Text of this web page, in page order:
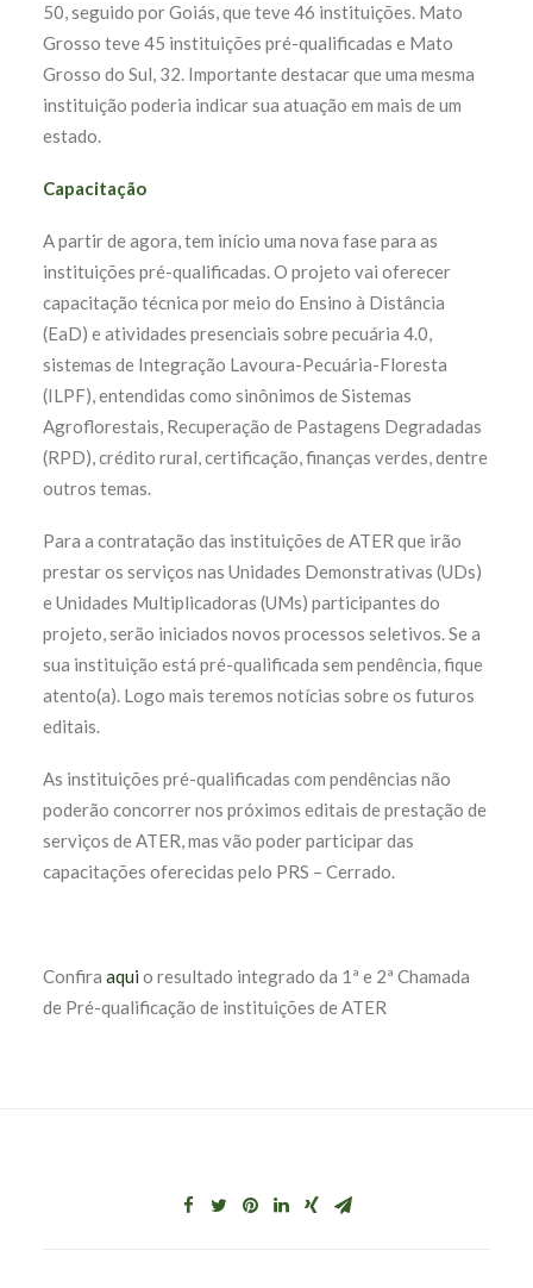
50, seguido por Goiás, que teve 46 instituições. Mato
Grosso teve 45 instituições pré-qualificadas e Mato
Grosso do Sul, 32. Importante destacar que uma mesma
instituição poderia indicar sua atuação em mais de um
estado.
Capacitação
A partir de agora, tem início uma nova fase para as
instituições pré-qualificadas. O projeto vai oferecer
capacitação técnica por meio do Ensino à Distância
(EaD) e atividades presenciais sobre pecuária 4.0,
sistemas de Integração Lavoura-Pecuária-Floresta
(ILPF), entendidas como sinônimos de Sistemas
Agroflorestais, Recuperação de Pastagens Degradadas
(RPD), crédito rural, certificação, finanças verdes, dentre
outros temas.
Para a contratação das instituições de ATER que irão
prestar os serviços nas Unidades Demonstrativas (UDs)
e Unidades Multiplicadoras (UMs) participantes do
projeto, serão iniciados novos processos seletivos. Se a
sua instituição está pré-qualificada sem pendência, fique
atento(a). Logo mais teremos notícias sobre os futuros
editais.
As instituições pré-qualificadas com pendências não
poderão concorrer nos próximos editais de prestação de
serviços de ATER, mas vão poder participar das
capacitações oferecidas pelo PRS – Cerrado.
Confira aqui o resultado integrado da 1ª e 2ª Chamada
de Pré-qualificação de instituições de ATER